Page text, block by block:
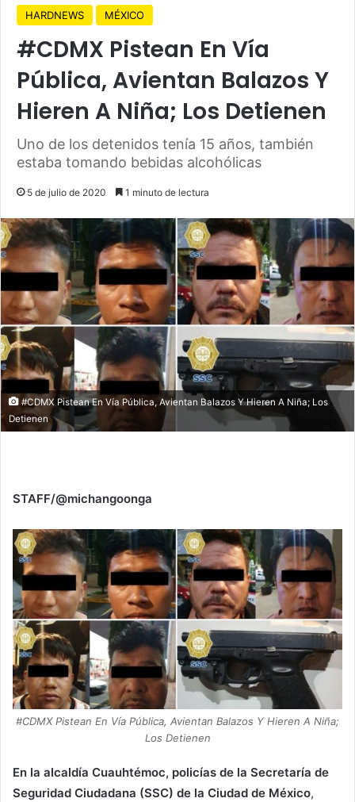
HARDNEWS MÉXICO
#CDMX Pistean En Vía
Pública, Avientan Balazos Y
Hieren A Niña; Los Detienen
Uno de los detenidos tenía 15 años, también
estaba tomando bebidas alcohólicas
5 de julio de 2020 1 minuto de lectura
#CDMX Pistean En Vía Pública, Avientan Balazos Y Hieren A Niña; Los
Detienen
STAFF/@michangoonga
#CDMX Pistean En Vía Pública, Avientan Balazos Y Hieren A Niña;
Los Detienen
En la alcaldía Cuauhtémoc, policías de la Secretaría de
Seguridad Ciudadana (SSC) de la Ciudad de México,